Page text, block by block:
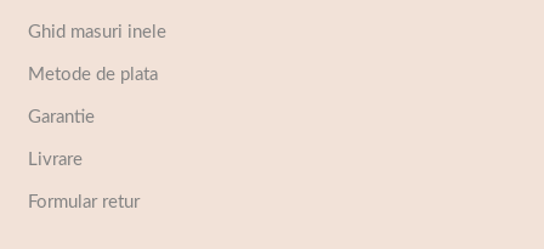
Ghid masuri inele
Metode de plata
Garantie
Livrare
Formular retur